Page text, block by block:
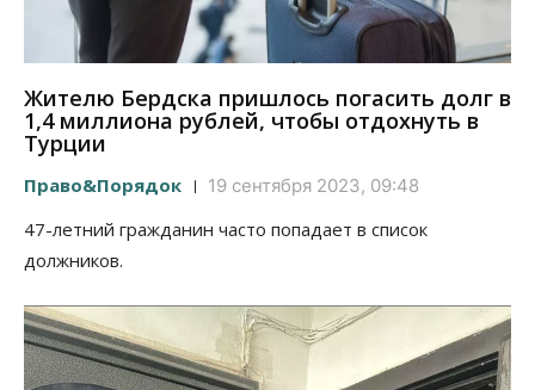
Жителю Бердска пришлось погасить долг в
1,4 миллиона рублей, чтобы отдохнуть в
Турции
Право&Порядок 19 сентября 2023, 09:48
47-летний гражданин часто попадает в список
должников.